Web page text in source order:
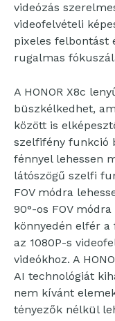
videózás
videofelvételi
pixeles felbontást
rugalmas
A HONOR X8c
büszkélkedhet,
között is
szelfifény funkció
fénnyel lehessen
látószögű szelfi
FOV módra
90°-os FOV
könnyedén elfér a
az 1080P-s
videókhoz. A
AI technológiát
nem kívánt
tényezők nélkül